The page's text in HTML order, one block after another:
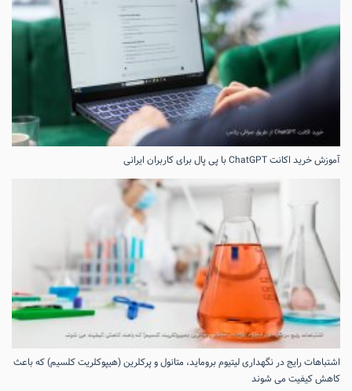
آموزش خرید اکانت ChatGPT با پی پال برای کاربران ایرانی
اشتباهات رایج در نگهداری لیتیوم بروماید، متانول و پرکلرین (هیپوکلریت کلسیم) که باعث
کاهش کیفیت می‌ شوند